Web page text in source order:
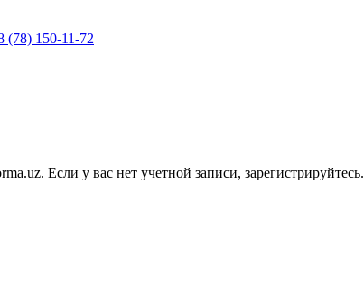
(78) 150-11-72
Если у вас нет учетной записи, зарегистрируйтесь.